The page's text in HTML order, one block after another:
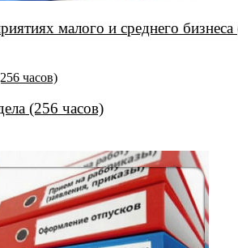
малого и среднего
(256 часов)